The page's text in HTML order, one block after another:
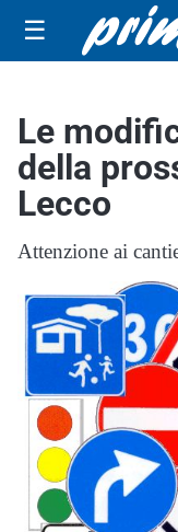
☰
Le
della
Lecco
Attenzione ai